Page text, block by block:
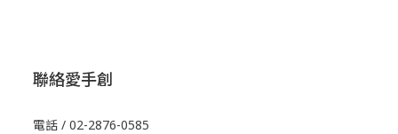
聯絡愛手創
電話 / 02-2876-0585